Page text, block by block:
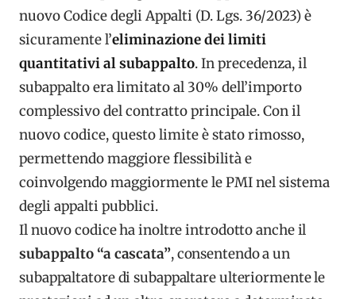
nuovo Codice degli Appalti (D. Lgs. 36/2023) è
sicuramente l’eliminazione dei limiti
quantitativi al subappalto. In precedenza, il
subappalto era limitato al 30% dell’importo
complessivo del contratto principale. Con il
nuovo codice, questo limite è stato rimosso,
permettendo maggiore flessibilità e
coinvolgendo maggiormente le PMI nel sistema
degli appalti pubblici.
Il nuovo codice ha inoltre introdotto anche il
subappalto “a cascata”, consentendo a un
subappaltatore di subappaltare ulteriormente le